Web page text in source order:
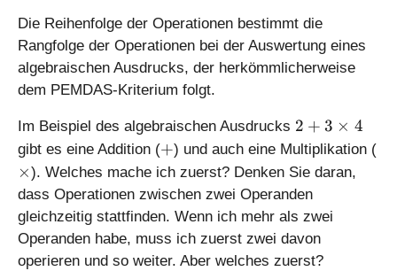
4
Die Reihenfolge der Operationen bestimmt die
Rangfolge der Operationen bei der Auswertung eines
algebraischen Ausdrucks, der herkömmlicherweise
dem PEMDAS-Kriterium folgt.
Im Beispiel des algebraischen Ausdrucks 2
+
3
\
ti
m
es
4
2 + 3 × 4
gibt es eine Addition (+
+) und auch eine Multiplikation (
×). Welches mache ich zuerst? Denken Sie daran,
dass Operationen zwischen zwei Operanden
gleichzeitig stattfinden. Wenn ich mehr als zwei
Operanden habe, muss ich zuerst zwei davon
operieren und so weiter. Aber welches zuerst?